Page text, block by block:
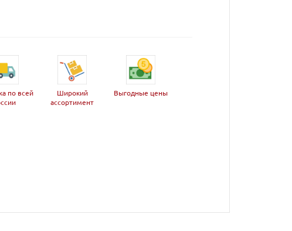
по всей
Широкий
ассортимент
Выгодные цены